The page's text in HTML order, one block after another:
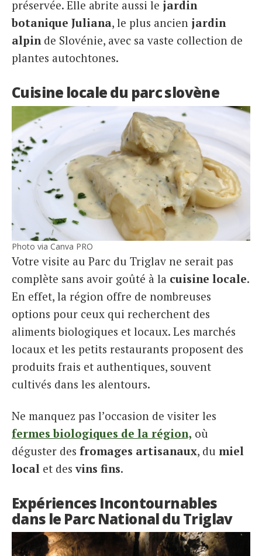
préservée. Elle abrite aussi le jardin
botanique Juliana, le plus ancien jardin
alpinde Slovénie, avec sa vaste collection de
plantes autochtones.
Cuisine locale du parc slovène
Photo via Canva PRO
Votre visite au Parc du Triglav ne serait pas
complète sans avoir goûté à la cuisine locale.
En effet, la région offre de nombreuses
options pour ceux qui recherchent des
aliments biologiques et locaux. Les marchés
locaux et les petits restaurants proposent des
produits frais et authentiques, souvent
cultivés dans les alentours.
Ne manquez pas l’occasion de visiter les
fermes biologiques de la région, où
déguster des fromages artisanaux, du miel
local et des vins fins.
Expériences Incontournables
dans le Parc National du Triglav